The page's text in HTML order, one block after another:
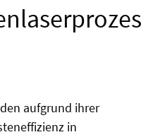
aufgrund ihrer
in